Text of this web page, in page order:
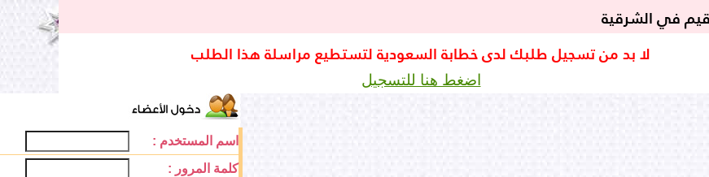
في الشرقية
لا بد من تسجيل طلبك لدى خطابة السعودية لتستطيع مراسلة هذا الطلب
اضغط هنا للتسجيل
اسم المستخدم :
كلمة المرور :